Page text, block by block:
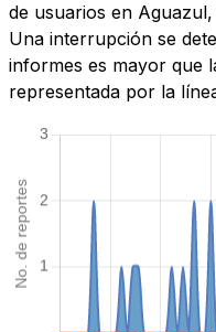
de usuarios en
Una interrupción se
informes es mayor que
representada por la